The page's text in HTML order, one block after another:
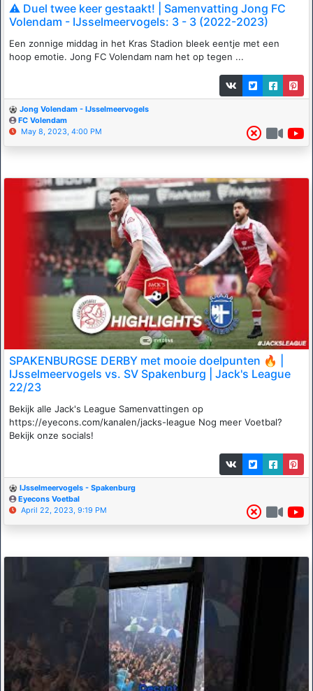
⚠️ Duel twee keer gestaakt! | Samenvatting Jong FC
Volendam - IJsselmeervogels: 3 - 3 (2022-2023)
Een zonnige middag in het Kras Stadion bleek eentje met een
hoop emotie. Jong FC Volendam nam het op tegen ...
Jong Volendam - IJsselmeervogels
FC Volendam
May 8, 2023, 4:00 PM
SPAKENBURGSE DERBY met mooie doelpunten 🔥 |
IJsselmeervogels vs. SV Spakenburg | Jack's League
22/23
Bekijk alle Jack's League Samenvattingen op
https://eyecons.com/kanalen/jacks-league Nog meer Voetbal?
Bekijk onze socials!
IJsselmeervogels - Spakenburg
Eyecons Voetbal
April 22, 2023, 9:19 PM